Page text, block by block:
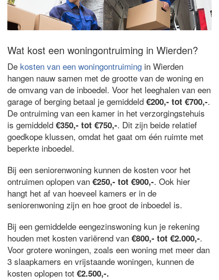
Wat kost een woningontruiming in Wierden?
De kosten van een woningontruiming in Wierden
hangen nauw samen met de grootte van de woning en
de omvang van de inboedel. Voor het leeghalen van een
garage of berging betaal je gemiddeld €200,- tot €700,-.
De ontruiming van een kamer in het verzorgingstehuis
is gemiddeld €350,- tot €750,-. Dit zijn beide relatief
goedkope klussen, omdat het gaat om één ruimte met
beperkte inboedel.
Bij een seniorenwoning kunnen de kosten voor het
ontruimen oplopen van €250,- tot €900,-. Ook hier
hangt het af van hoeveel kamers er in de
seniorenwoning zijn en hoe groot de inboedel is.
Bij een gemiddelde eengezinswoning kun je rekening
houden met kosten variërend van €800,- tot €2.000,-.
Voor grotere woningen, zoals een woning met meer dan
3 slaapkamers en vrijstaande woningen, kunnen de
kosten oplopen tot €2.500,-.